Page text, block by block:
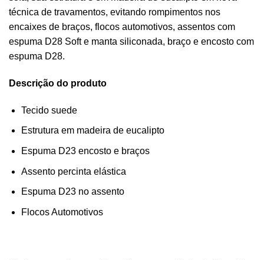
técnica de travamentos, evitando rompimentos nos
encaixes de braços, flocos automotivos, assentos com
espuma D28 Soft e manta siliconada, braço e encosto com
espuma D28.
Descrição do produto
Tecido suede
Estrutura em madeira de eucalipto
Espuma D23 encosto e braços
Assento percinta elástica
Espuma D23 no assento
Flocos Automotivos